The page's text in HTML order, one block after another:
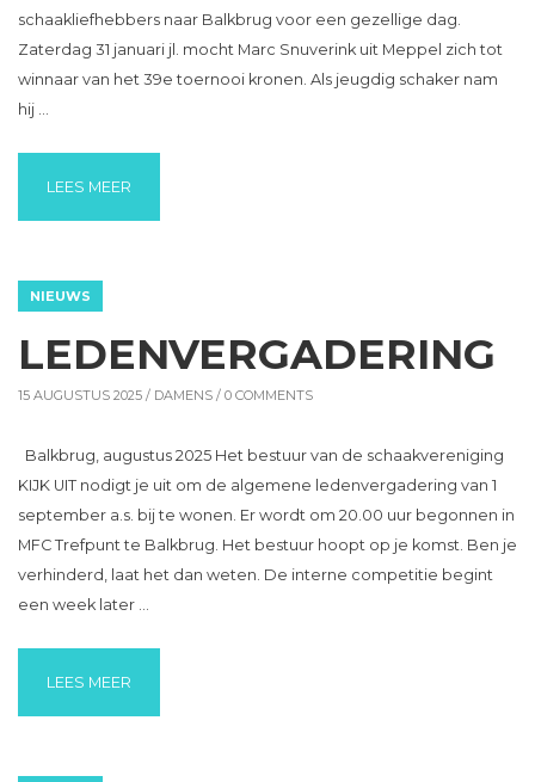
schaakliefhebbers naar Balkbrug voor een gezellige dag.
Zaterdag 31 januari jl. mocht Marc Snuverink uit Meppel zich tot
winnaar van het 39e toernooi kronen. Als jeugdig schaker nam
hij …
LEES MEER
NIEUWS
LEDENVERGADERING
15 AUGUSTUS 2025 / DAMENS / 0 COMMENTS
Balkbrug, augustus 2025 Het bestuur van de schaakvereniging
KIJK UIT nodigt je uit om de algemene ledenvergadering van 1
september a.s. bij te wonen. Er wordt om 20.00 uur begonnen in
MFC Trefpunt te Balkbrug. Het bestuur hoopt op je komst. Ben je
verhinderd, laat het dan weten. De interne competitie begint
een week later …
LEES MEER